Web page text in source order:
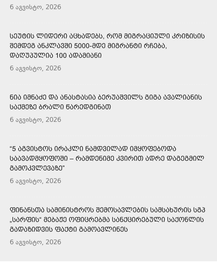
6 აგვისტო, 2026
ᲡᲔᲣᲢᲘᲡ ᲚᲘᲓᲔᲠᲘ ᲐᲪᲮᲐᲓᲔᲑᲡ, ᲠᲝᲛ ᲛᲘᲒᲠᲐᲪᲘᲣᲚᲘ ᲙᲠᲘᲖᲘᲡᲘᲡ
ᲨᲔᲛᲓᲔᲒ ᲐᲜᲙᲚᲐᲕᲨᲘ 5000-ᲛᲓᲔ ᲛᲘᲒᲠᲐᲜᲢᲘ ᲠᲩᲔᲑᲐ,
ᲓᲐᲦᲣᲞᲣᲚᲘᲐ 100 ᲐᲓᲐᲛᲘᲐᲜᲘ
6 აგვისტო, 2026
ᲜᲘᲐ ᲘᲛᲜᲐᲫᲔ ᲓᲐ ᲐᲜᲐᲡᲢᲐᲡᲘᲐ ᲑᲔᲠᲣᲐᲨᲕᲘᲚᲡ ᲒᲘᲒᲐ ᲐᲕᲐᲚᲘᲐᲜᲘᲡ
ᲡᲐᲥᲛᲔᲖᲔ ᲑᲠᲐᲚᲘ ᲬᲐᲠᲔᲓᲒᲘᲜᲐᲗ
6 აგვისტო, 2026
“5 ᲐᲒᲕᲘᲡᲢᲝᲡ ᲘᲠᲐᲙᲚᲘ ᲜᲐᲛᲓᲕᲘᲚᲐᲓ ᲘᲛᲧᲝᲤᲔᲑᲝᲓᲐ
ᲡᲐᲐᲕᲐᲓᲛᲧᲝᲤᲝᲨᲘ – ᲠᲐᲛᲓᲔᲜᲘᲛᲔ ᲙᲕᲘᲠᲘᲗ ᲐᲓᲠᲔ ᲓᲐᲒᲔᲒᲛᲘᲚ
ᲒᲐᲛᲝᲙᲕᲚᲔᲕᲐᲖᲔ”
6 აგვისტო, 2026
ᲤᲘᲜᲐᲜᲡᲗᲐ ᲡᲐᲛᲘᲜᲘᲡᲢᲠᲝᲡ ᲨᲔᲛᲝᲡᲐᲕᲚᲔᲑᲘᲡ ᲡᲐᲛᲡᲐᲮᲣᲠᲘᲡ ᲡᲒᲞ
„ᲡᲐᲠᲤᲘᲡ“ ᲛᲔᲑᲐᲟᲔ ᲝᲤᲘᲪᲠᲔᲑᲛᲐ ᲡᲐᲜᲥᲪᲘᲠᲔᲑᲣᲚᲘ ᲡᲐᲥᲝᲜᲚᲘᲡ
ᲒᲐᲓᲐᲖᲘᲓᲕᲘᲡ ᲤᲐᲥᲢᲘ ᲒᲐᲛᲝᲐᲕᲚᲘᲜᲔᲡ
6 აგვისტო, 2026